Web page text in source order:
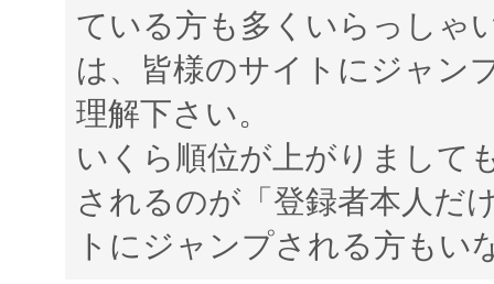
ている方も多くいらっしゃ
は、皆様のサイトにジャン
理解下さい。
いくら順位が上がりまして
されるのが「登録者本人だ
トにジャンプされる方もい